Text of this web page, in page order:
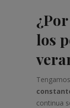
los
continua